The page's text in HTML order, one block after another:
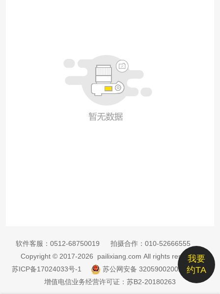
我要
约TA
软件客服： 0512-68750019 拍摄合作： 010-52666555
Copyright © 2017-2026 pailixiang.com All rights reserved
苏ICP备17024033号-1
苏公网安备 32059002002885号
增值电信业务经营许可证：苏B2-20180263